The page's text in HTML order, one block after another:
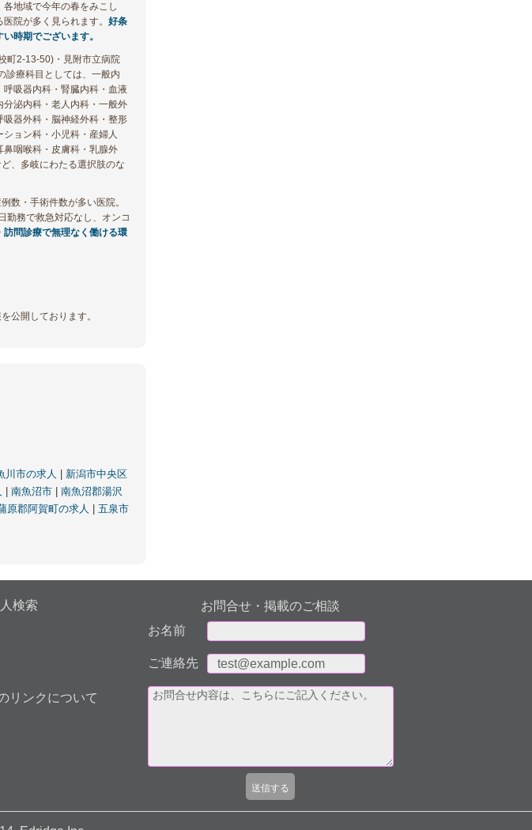
地域で今年の春をみこし
医院が多く見られます。好条
時期でございます。
町2-13-50)・見附市立病院
診療科目としては、一般内
吸器内科・腎臓内科・血液
泌内科・老人内科・一般外
器外科・脳神経外科・整形
ョン科・小児科・産婦人
咽喉科・皮膚科・乳腺外
、多岐にわたる選択肢のな
数・手術件数が多い医院。
勤務で救急対応なし、オンコ
訪問診療で無理なく働ける環
公開しております。
川市の求人
新潟市中央区
南魚沼市
南魚沼郡湯沢
原郡阿賀町の求人
五泉市
検索
リンクについて
お問合せ・掲載のご相談
お名前
ご連絡先